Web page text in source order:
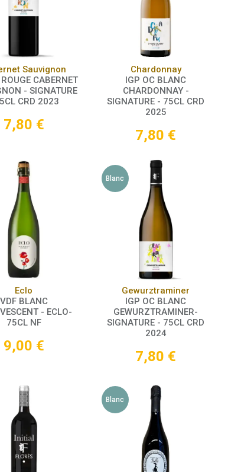
Panier
Sauvignon
CABERNET
- SIGNATURE
CRD 2023
7,80 €
Panier
Chardonnay
IGP OC BLANC
CHARDONNAY -
SIGNATURE - 75CL CRD
2025
7,80 €
Panier
Eclo
VDF BLANC
- ECLO-
75CL NF
9,00 €
Blanc
Panier
Gewurztraminer
IGP OC BLANC
GEWURZTRAMINER-
SIGNATURE - 75CL CRD
2024
7,80 €
Blanc